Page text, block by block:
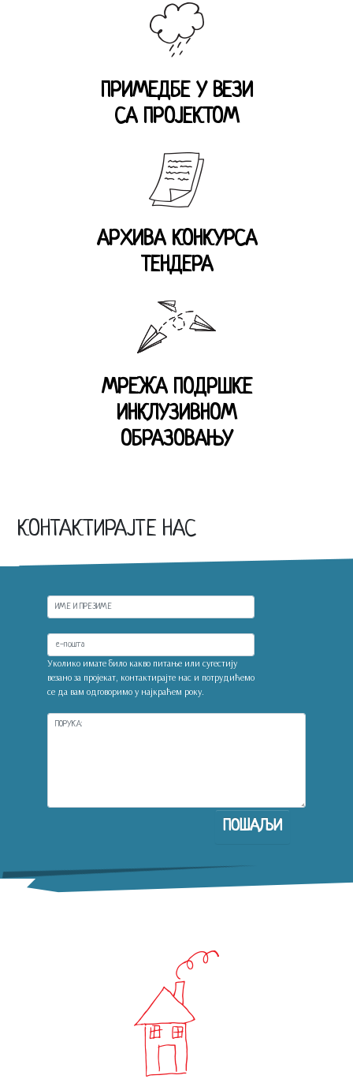
ПРИМЕДБЕ У ВЕЗИ
СА ПРОЈЕКТОМ
АРХИВА КОНКУРСА
ТЕНДЕРА
МРЕЖА ПОДРШКЕ
ИНКЛУЗИВНОМ
ОБРАЗОВАЊУ
КОНТАКТИРАЈТЕ НАС
Уколико имате било какво питање или сугестију
везано за пројекат, контактирајте нас и потрудићемо
се да вам одговоримо у најкраћем року.